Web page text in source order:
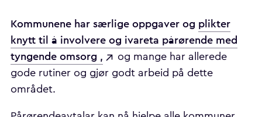
Kommunene har særlige oppgaver og plikter
knytt til å involvere og ivareta pårørende med
tyngende omsorg ,
og mange har allerede
gode rutiner og gjør godt arbeid på dette
området.